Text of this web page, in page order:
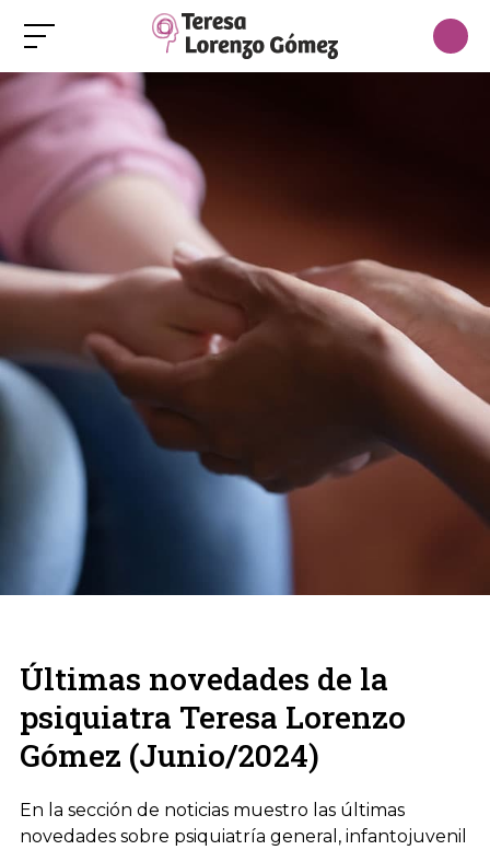
Últimas novedades de la
psiquiatra Teresa Lorenzo
Gómez (Junio/2024)
En la sección de noticias muestro las últimas
novedades sobre psiquiatría general, infantojuvenil